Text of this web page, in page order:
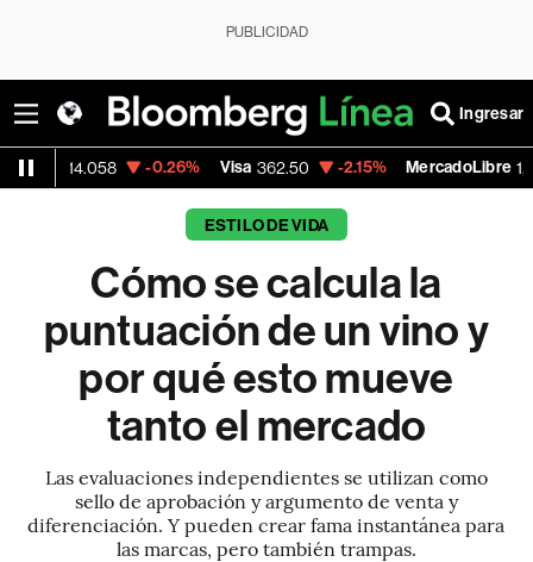
PUBLICIDAD
Ingresar
-0.26% Visa 362.50 -2.15% MercadoLibre 1,821.795 -
ESTILO DE VIDA
Cómo se calcula la
puntuación de un vino y
por qué esto mueve
tanto el mercado
Las evaluaciones independientes se utilizan como
sello de aprobación y argumento de venta y
diferenciación. Y pueden crear fama instantánea para
las marcas, pero también trampas.